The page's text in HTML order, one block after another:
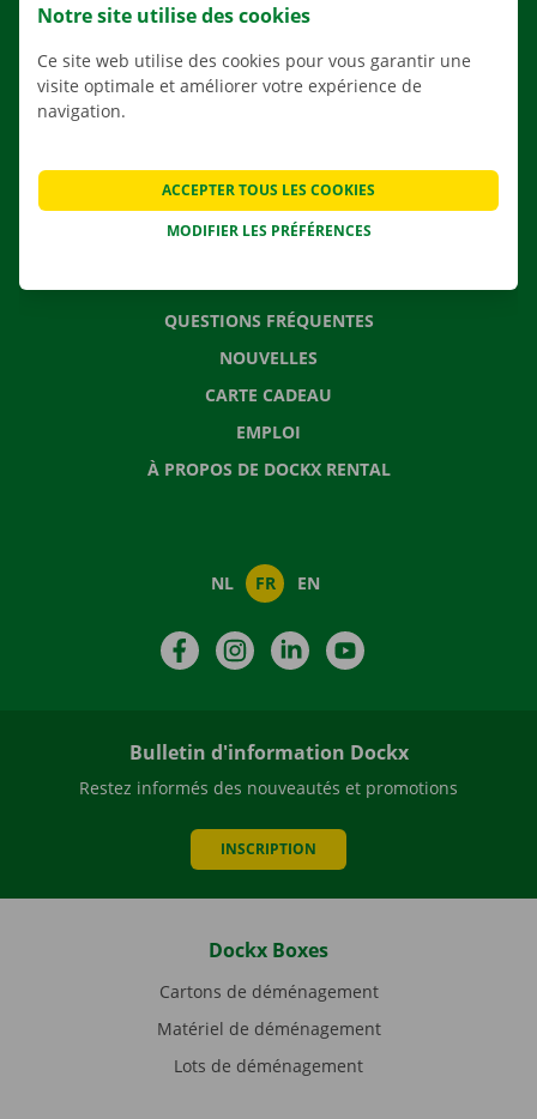
NOS VÉHICULES
NOS SERVICES
AGENCES
SOLUTIONS DE DÉMÉNAGEMENT
QUESTIONS FRÉQUENTES
NOUVELLES
CARTE CADEAU
EMPLOI
À PROPOS DE DOCKX RENTAL
NL FR EN
FacebookInstagramLinkedIn
Bulletin d'information Dockx
Restez informés des nouveautés et promotions
INSCRIPTION
Dockx Boxes
Cartons de déménagement
Matériel de déménagement
Lots de déménagement
Notre site utilise des cookies
Ce site web utilise des cookies pour vous garantir une
visite optimale et améliorer votre expérience de
navigation.
MODIFIER LES PRÉFÉRENCES
ACCEPTER TOUS LES COOKIES